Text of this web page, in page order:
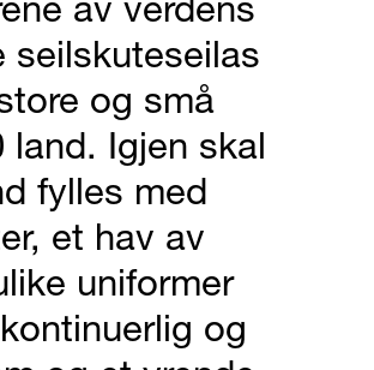
og små
land. Igjen skal
fylles med
et hav av
uniformer
og